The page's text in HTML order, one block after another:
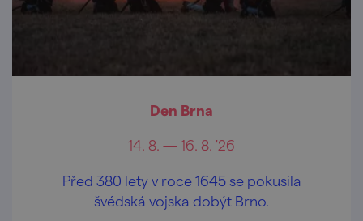
Den Brna
14. 8. — 16. 8. '26
Před 380 lety v roce 1645 se pokusila
švédská vojska dobýt Brno.